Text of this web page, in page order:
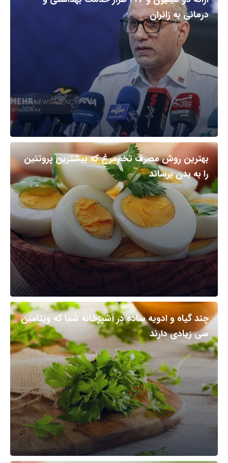
درمانی به زائران
بهترین روش مصرف تخم‌مرغ که بیشترین پروتئین
را به بدن برساند
چند گیاه و ادویه ساده در آشپزخانه شما که ویتامین
سی زیادی دارند